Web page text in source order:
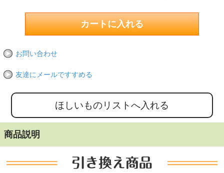
お問い合わせ
友達にメールですすめる
商品説明